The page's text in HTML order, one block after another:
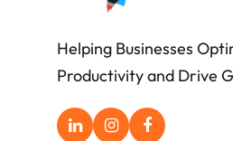
Helping Businesses
Productivity and Drive